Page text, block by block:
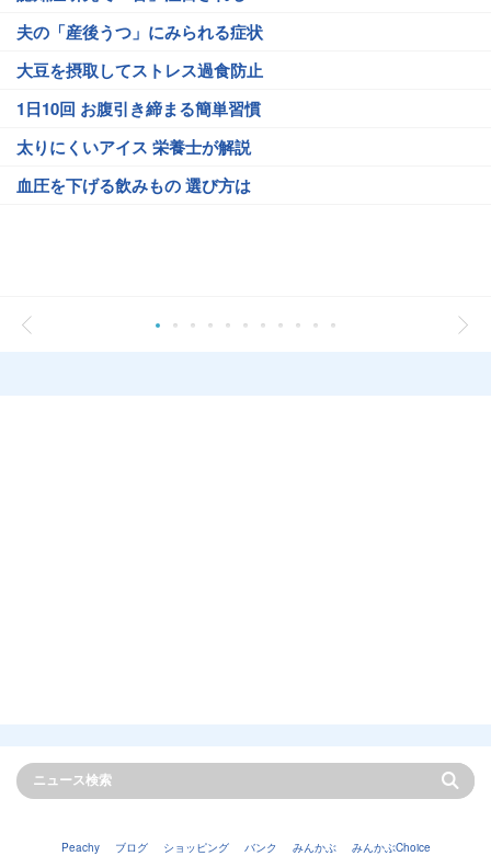
夫の「産後うつ」にみられる症状
大豆を摂取してストレス過食防止
1日10回 お腹引き締まる簡単習慣
太りにくいアイス 栄養士が解説
血圧を下げる飲みもの 選び方は
Peachy ブログ ショッピング バンク みんかぶ みんかぶChoice